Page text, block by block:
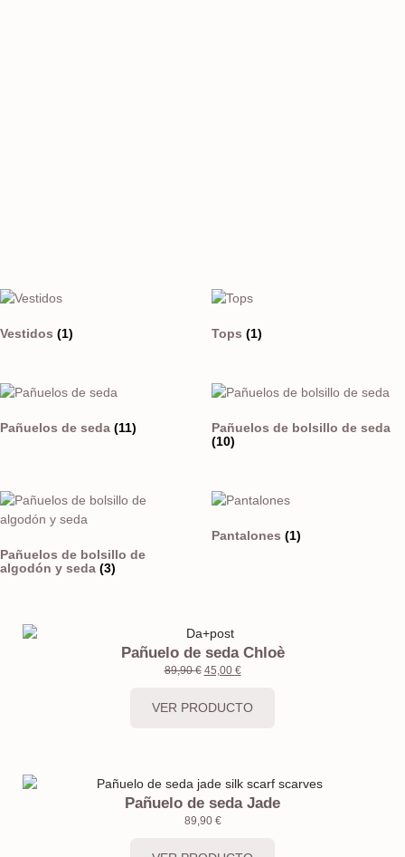
Vestidos (1) Tops (1)
Pañuelos de seda (11)
Pañuelos de bolsillo de seda
(10)
Pañuelos de bolsillo de
algodón y seda (3)
Pantalones (1)
Pañuelo de seda Chloè
89,90€ 45,00 €
VER PRODUCTO
Pañuelo de seda Jade
89,90 €